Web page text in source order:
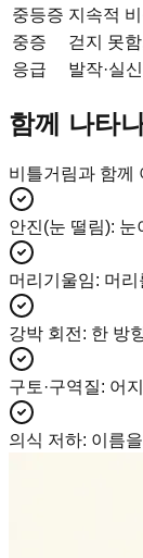
중등증 지속적
중증
걷지 못
응급
발작·실
함께 나타
비틀거림과 함께
안진(눈 떨림): 눈
머리기울임: 머리
강박 회전 : 한 방
구토·구역질: 어
의식 저하: 이름